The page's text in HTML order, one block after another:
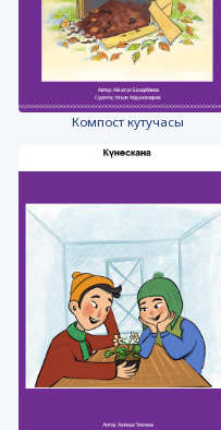
Компост кутучасы